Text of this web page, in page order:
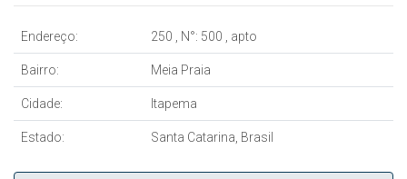
Endereço: 250 N°: 500 apto
Bairro: Meia Praia
Cidade: Itapema
Estado: Santa Catarina, Brasil